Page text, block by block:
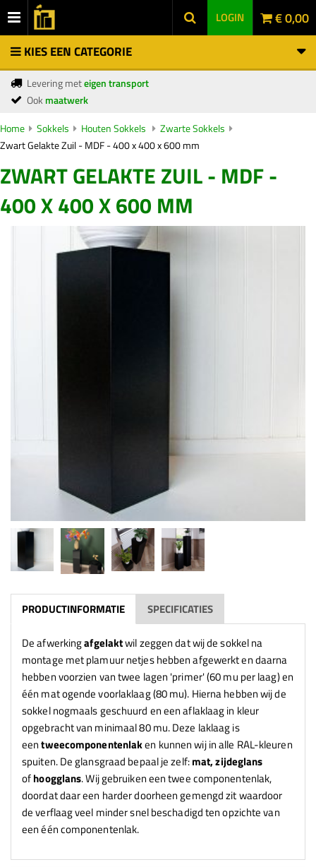
LOGIN € 0,00
KIES EEN CATEGORIE
Levering meteigen transport
Ookmaatwerk
Home Sokkels Houten Sokkels
Zwarte Sokkels
Zwart Gelakte Zuil - MDF - 400 x 400 x 600 mm
ZWART GELAKTE ZUIL - MDF -
400 X 400 X 600 MM
PRODUCTINFORMATIE SPECIFICATIES
De afwerkingafgelaktwil zeggen dat wij de sokkel na
montage met plamuur netjes hebben afgewerkt en daarna
hebben voorzien van twee lagen 'primer' (60 mu per laag) en
één mat ogende voorlaklaag (80 mu). Hierna hebben wij de
sokkel nogmaals geschuurd en een aflaklaag in kleur
opgebracht van minimaal 80 mu. Deze laklaag is
eentweecomponentenlaken kunnen wij in alle RAL-kleuren
spuiten. De glansgraad bepaal je zelf:mat, zijdeglans
ofhoogglans. Wij gebruiken een twee componentenlak,
doordat daar een harder doorheen gemengd zit waardoor
de verflaag veel minder snel beschadigd ten opzichte van
een één componentenlak.